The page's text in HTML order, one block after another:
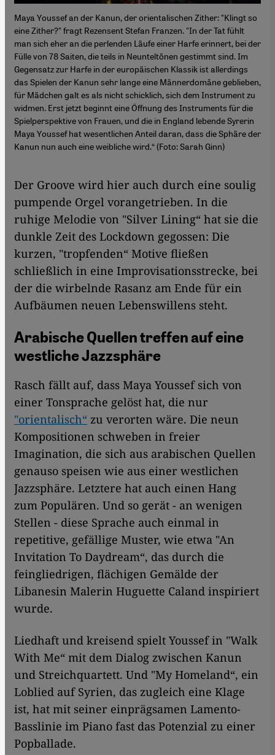
Maya Youssef an der Kanun, der orientalischen Zither: "Klingt so
eine Zither?" fragt Rezensent Stefan Franzen. "In der Tat fühlt
man sich eher an die perlenden Läufe einer Harfe erinnert, bei der
Fülle von 78 Saiten, die teils in Neunteltönen gestimmt sind. Im
Gegensatz zur Harfe in der europäischen Klassik ist allerdings
das Spielen der Kanun sehr lange eine Männerdomäne geblieben,
für Mädchen galt es als nicht schicklich, sich dem Instrument zu
widmen. Erst jetzt beginnt eine Öffnung des Instruments für die
Spielperspektive von Frauen, und die in England lebende Syrerin
Maya Youssef hat wesentlichen Anteil daran, dass die Sphäre der
Kanun nun auch eine weibliche wird.“ (Foto: Sarah Ginn)
Der Groove wird hier auch durch eine soulig
pumpende Orgel vorangetrieben. In die
ruhige Melodie von "Silver Lining“ hat sie die
dunkle Zeit des Lockdown gegossen: Die
kurzen, "tropfenden“ Motive fließen
schließlich in eine Improvisationsstrecke, bei
der die wirbelnde Rasanz am Ende für ein
Aufbäumen neuen Lebenswillens steht.
Arabische Quellen treffen auf eine
westliche Jazzsphäre
Rasch fällt auf, dass Maya Youssef sich von
einer Tonsprache gelöst hat, die nur
"orientalisch“ zu verorten wäre. Die neun
Kompositionen schweben in freier
Imagination, die sich aus arabischen Quellen
genauso speisen wie aus einer westlichen
Jazzsphäre. Letztere hat auch einen Hang
zum Populären. Und so gerät - an wenigen
Stellen - diese Sprache auch einmal in
repetitive, gefällige Muster, wie etwa "An
Invitation To Daydream“, das durch die
feingliedrigen, flächigen Gemälde der
Libanesin Malerin Huguette Caland inspiriert
wurde.
Liedhaft und kreisend spielt Youssef in "Walk
With Me“ mit dem Dialog zwischen Kanun
und Streichquartett. Und "My Homeland“, ein
Loblied auf Syrien, das zugleich eine Klage
ist, hat mit seiner einprägsamen Lamento-
Basslinie im Piano fast das Potenzial zu einer
Popballade.